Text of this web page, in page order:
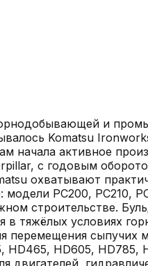
и
Komatsu
активное
с годовым
охватывают
PC200, PC210,
строительстве.
условиях
сыпучих
HD605, HD785,
двигателей,